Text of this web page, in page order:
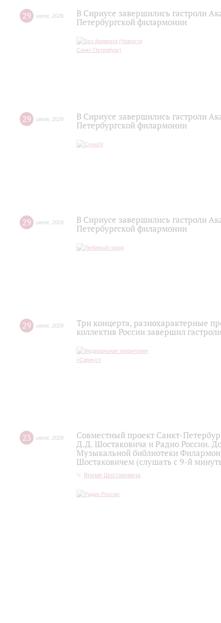
29 июля 2026
В Сириусе завершились гастроли
Петербургской филармонии
29 июля 2026
В Сириусе завершились гастроли
Петербургской филармонии
29 июля 2026
В Сириусе завершились гастроли
Петербургской филармонии
29 июля 2026
Три концерта, разнохарактерные
коллектив России завершил
23 июля 2026
Совместный проект Санкт-
Д.Д. Шостаковича и Радио России.
Музыкальной библиотеки
Шостаковичем (слушать с 9-й
Время Шостаковича